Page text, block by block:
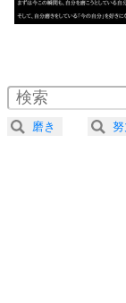
4
2.0倍速 （
2.5倍速 （
3.0倍速 （
磨き 努